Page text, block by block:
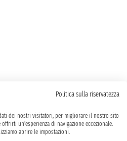
Politica sulla riservatezza
dei nostri visitatori, per migliorare il nostro sito
un'esperienza di navigazione eccezionale.
aprire le impostazioni.